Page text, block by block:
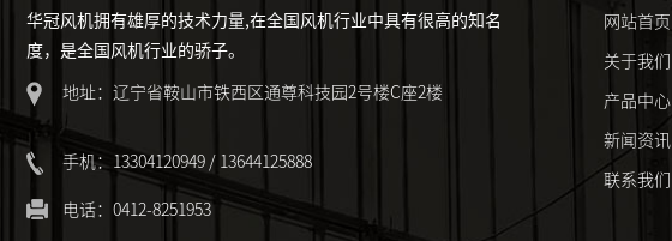
华冠风机拥有雄厚的技术力量,在全国风机行业中具有很高的知名
度，是全国风机行业的骄子。
地址：辽宁省鞍山市铁西区通尊科技园2号楼C座2楼
手机：13304120949 / 13644125888
电话：0412-8251953
网站首页
关于我们
产品中心
新闻资讯
联系我们